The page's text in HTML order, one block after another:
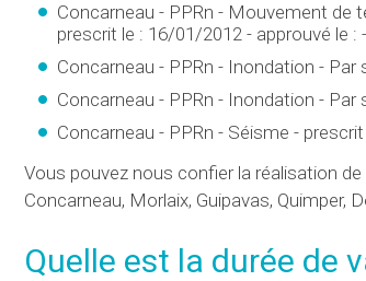
Concarneau - PPRn - Mouvement
prescrit le : 16/01/2012 - approuvé le :
Concarneau - PPRn - Inondation -
Concarneau - PPRn - Inondation -
Concarneau - PPRn - Séisme -
Vous pouvez nous confier la réalisation de
Concarneau, Morlaix, Guipavas, Quimper,
Quelle est la durée de